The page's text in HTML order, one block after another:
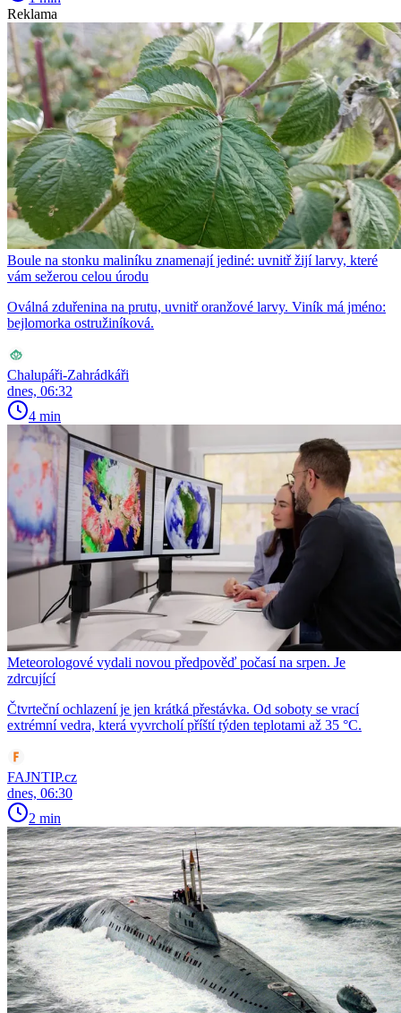
Reklama
Boule na stonku maliníku znamenají jediné: uvnitř žijí larvy, které
vám sežerou celou úrodu
Oválná zduřenina na prutu, uvnitř oranžové larvy. Viník má jméno:
bejlomorka ostružiníková.
Chalupáři-Zahrádkáři
dnes, 06:32
4 min
Meteorologové vydali novou předpověď počasí na srpen. Je
zdrcující
Čtvrteční ochlazení je jen krátká přestávka. Od soboty se vrací
extrémní vedra, která vyvrcholí příští týden teplotami až 35 °C.
FAJNTIP.cz
dnes, 06:30
2 min